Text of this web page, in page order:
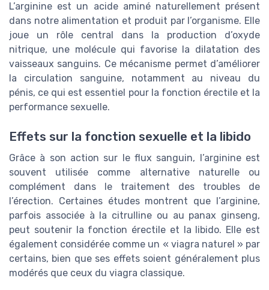
L’arginine est un acide aminé naturellement présent
dans notre alimentation et produit par l’organisme. Elle
joue un rôle central dans la production d’oxyde
nitrique, une molécule qui favorise la dilatation des
vaisseaux sanguins. Ce mécanisme permet d’améliorer
la circulation sanguine, notamment au niveau du
pénis, ce qui est essentiel pour la fonction érectile et la
performance sexuelle.
Effets sur la fonction sexuelle et la libido
Grâce à son action sur le flux sanguin, l’arginine est
souvent utilisée comme alternative naturelle ou
complément dans le traitement des troubles de
l’érection. Certaines études montrent que l’arginine,
parfois associée à la citrulline ou au panax ginseng,
peut soutenir la fonction érectile et la libido. Elle est
également considérée comme un « viagra naturel » par
certains, bien que ses effets soient généralement plus
modérés que ceux du viagra classique.